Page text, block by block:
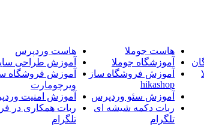
هاست جوملا
هاست وردپرس
آموزشگاه جوملا
آموزش طراحی
آموزش فروشگاه ساز
hikashop
آموزش فروشگاه
ویرچومارت
آموزش سئو وردپرس
آموزش امنیت
ربات دکمه شیشه ای
تلگرام
ربات همکاری در
تلگرام